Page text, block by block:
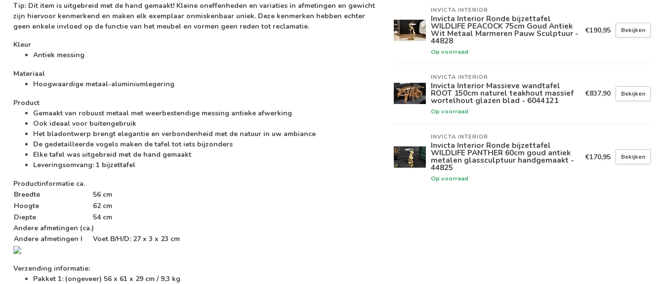
Tip: Dit item is uitgebreid met de hand gemaakt! Kleine oneffenheden en variaties in afmetingen en gewicht
zijn hiervoor kenmerkend en maken elk exemplaar onmiskenbaar uniek. Deze kenmerken hebben echter
geen enkele invloed op de functie van het meubel en vormen geen reden tot reclamatie.
Kleur
Antiek messing
Materiaal
Hoogwaardige metaal-aluminiumlegering
Product
Gemaakt van robuust metaal met weerbestendige messing antieke afwerking
Ook ideaal voor buitengebruik
Het bladontwerp brengt elegantie en verbondenheid met de natuur in uw ambiance
De gedetailleerde vogels maken de tafel tot iets bijzonders
Elke tafel was uitgebreid met de hand gemaakt
Leveringsomvang: 1 bijzettafel
Productinformatie ca.
Breedte
56 cm
Hoogte
62 cm
Diepte
54 cm
Andere afmetingen (ca.)
Andere afmetingen I
Voet B/H/D: 27 x 3 x 23 cm
Verzending informatie:
Pakket 1: (ongeveer) 56 x 61 x 29 cm / 9,3 kg
INVICTA INTERIOR
Invicta Interior Ronde bijzettafel
WILDLIFE PEACOCK 75cm Goud Antiek
Wit Metaal Marmeren Pauw Sculptuur -
44828
Op voorraad
€190,95 Bekijken
INVICTA INTERIOR
Invicta Interior Massieve wandtafel
ROOT 150cm naturel teakhout massief
wortelhout glazen blad - 6044121
Op voorraad
€837,90 Bekijken
INVICTA INTERIOR
Invicta Interior Ronde bijzettafel
WILDLIFE PANTHER 60cm goud antiek
metalen glassculptuur handgemaakt -
44825
Op voorraad
€170,95 Bekijken